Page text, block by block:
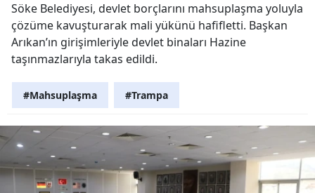
Söke Belediyesi, devlet borçlarını mahsuplaşma yoluyla
çözüme kavuşturarak mali yükünü hafifletti. Başkan
Arıkan’ın girişimleriyle devlet binaları Hazine
taşınmazlarıyla takas edildi.
#Mahsuplaşma #Trampa